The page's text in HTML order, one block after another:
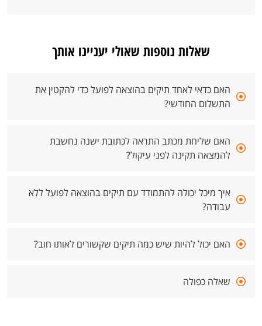
שאלות נוספות שאולי יעניינו אותך
האם כדאי לאחד תיקים בהוצאה לפועל כדי להקטין את
התשלום החודשי?
האם שליחת מכתב התראה לכתובת ישנה נחשבת
להמצאה תקינה לפני עיקול?
איך מיכל יכולה להתמודד עם תיקים בהוצאה לפועל ללא
עבודה?
האם יכול להיות שיש כמה תיקים שקשורים לאותו חוב?
שאלה כפולה